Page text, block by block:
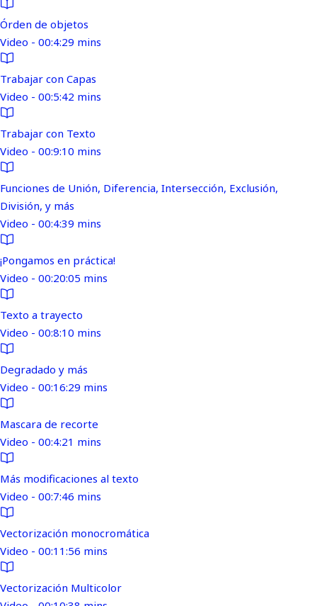
Órden de objetos
Video - 00:4:29 mins
Trabajar con Capas
Video - 00:5:42 mins
Trabajar con Texto
Video - 00:9:10 mins
Funciones de Unión, Diferencia, Intersección, Exclusión,
División, y más
Video - 00:4:39 mins
¡Pongamos en práctica!
Video - 00:20:05 mins
Texto a trayecto
Video - 00:8:10 mins
Degradado y más
Video - 00:16:29 mins
Mascara de recorte
Video - 00:4:21 mins
Más modificaciones al texto
Video - 00:7:46 mins
Vectorización monocromática
Video - 00:11:56 mins
Vectorización Multicolor